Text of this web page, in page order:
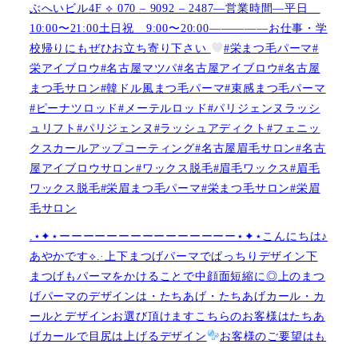
ぶへいビル4F ︎︎⟡ 070 – 9092 – 2487—営業時間—平日
10:00〜21:00土日祝 9:00〜20:00—————お仕事・学
校帰りにもぜひお立ち寄り下さい
#栄まつ毛パーマ#
栄アイブロウ#名古屋マツパ#名古屋アイブロウ#名古屋
まつ毛サロン#韓ドル風まつ毛パーマ#束感まつ毛パーマ
#ピーナツロッド#メーテルロッド#パリジェンヌラッシ
ュリフト#パリジェンヌ#ラッシュアディクト#フェニッ
クスカールアップコーティング#名古屋眉毛サロン#名古
屋アイブロウサロン#ワックス脱毛#眉毛ワックス#眉毛
ワックス脱毛#栄眉まつ毛パーマ#栄まつ毛サロン#栄眉
毛サロン
.⋆✦⋆ーーーーーーーーーーーーーーー⋆✦⋆こんにちは♪
あやかです︎⟡.·上下まつげパーマでぱっちりデザイン下
まつげもパーマをかけることで中顔面短縮に◎上のまつ
げパーマのデザインは・たちあげ・たちあげカール・カ
ールとデザインお選び頂けますこちらのお客様はたちあ
げカールで目尻は上げるデザイン
お客様のご要望はも